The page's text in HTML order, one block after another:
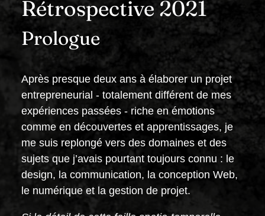
Rétrospective 2021
Prologue
Après presque deux ans à élaborer un projet
entrepreneurial - totalement différent de mes
expériences passées - riche en émotions
comme en découvertes et apprentissages, je
me suis replongé vers des domaines et des
sujets que j’avais pourtant toujours connu : le
design, la communication, la conception Web,
le numérique et la gestion de projet.